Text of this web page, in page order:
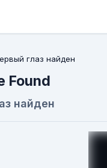
глаз найден
Found
найден